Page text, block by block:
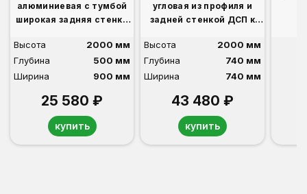
алюминиевая с тумбой
широкая задняя стенка
Высота
2000 мм
Глубина
500 мм
Ширина
900 мм
25 580 ₽
купить
угловая из профиля и
задней стенкой ДСП к
Высота
2000 мм
Глубина
740 мм
Ширина
740 мм
43 480 ₽
купить